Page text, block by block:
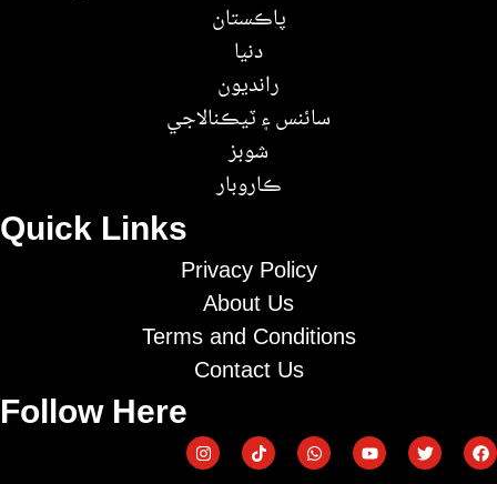
Quick Links
Privacy Policy
About Us
Terms and Conditions
Contact Us
Follow Here
پاڪستان
دنيا
رانديون
سائنس ۽ ٽيڪنالاجي
شوبز
ڪاروبار